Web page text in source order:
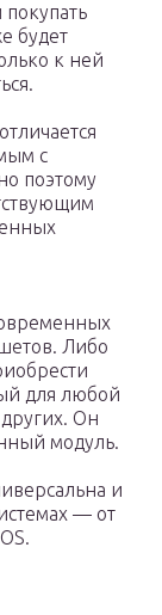
будет
к ней
с
поэтому
Либо
для любой
Он
модуль.
и
— от